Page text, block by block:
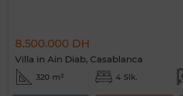
8.500.000 DH
Villa in Ain Diab, Casablanca
320 m² 4 Slk.